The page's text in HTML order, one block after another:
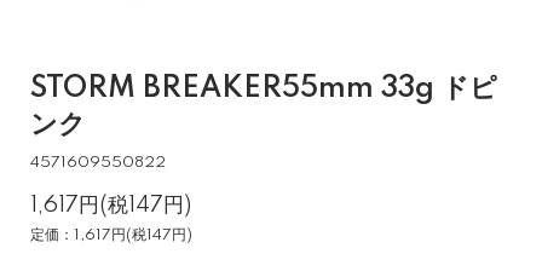
STORM BREAKER55mm 33g ドピ
ンク
4571609550822
1,617円(税147円)
定価：1,617円(税147円)